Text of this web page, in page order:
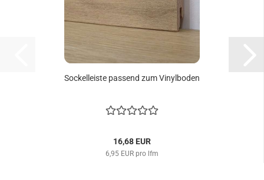
So­ckel­leis­te pas­send zum Vi­nyl­bo­den
16,68 EUR
6,95 EUR pro lfm